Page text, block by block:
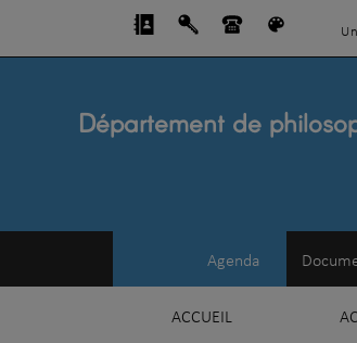
Département de
Agenda
ACCUEIL